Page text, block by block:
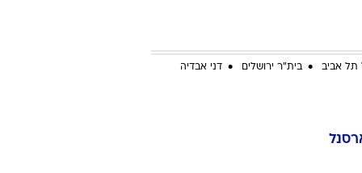
תל אביב בית"ר ירושלים דני אבדיה